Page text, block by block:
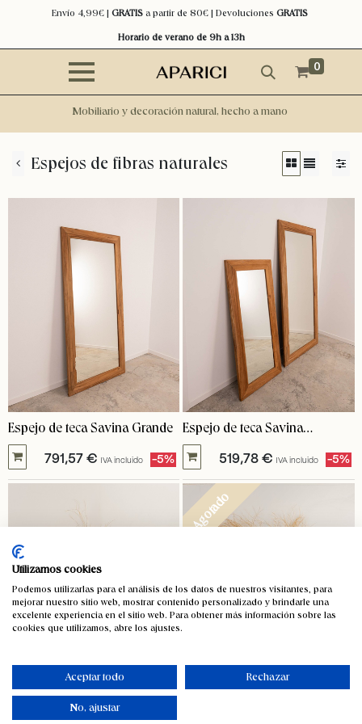
Envío 4,99€ | GRATISa partir de 80€ | Devoluciones GRATIS
Horario de verano de 9h a 13h
0
Mobiliario y decoración natural, hecho a mano
Espejos de fibras naturales
Espejo de teca Savina Grande
791,57 € IVA incluido -5%
Espejo de teca Savina
pequeño
519,78€ IVA incluido -5%
Espejo de esparto Zanzibar
Agotado
Utilizamos cookies
Podemos utilizarlas para el análisis de los datos de nuestros visitantes, para
mejorar nuestro sitio web, mostrar contenido personalizado y brindarle una
excelente experiencia en el sitio web. Para obtener más información sobre las
cookies que utilizamos, abre los ajustes.
Aceptar todo Rechazar
No, ajustar